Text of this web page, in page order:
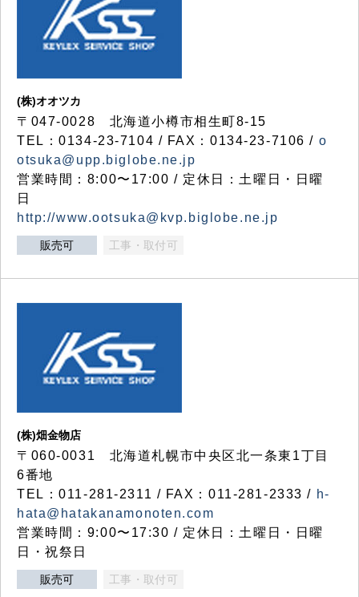
(株)オオツカ
〒047-0028 北海道小樽市相生町8-15
TEL：0134-23-7104 / FAX：0134-23-7106 / o
otsuka@upp.biglobe.ne.jp
営業時間：8:00〜17:00 / 定休日：土曜日・日曜
日
http://www.ootsuka@kvp.biglobe.ne.jp
販売可 工事・取付可
(株)畑金物店
〒060-0031 北海道札幌市中央区北一条東1丁目
6番地
TEL：011-281-2311 / FAX：011-281-2333 / h-
hata@hatakanamonoten.com
営業時間：9:00〜17:30 / 定休日：土曜日・日曜
日・祝祭日
販売可 工事・取付可